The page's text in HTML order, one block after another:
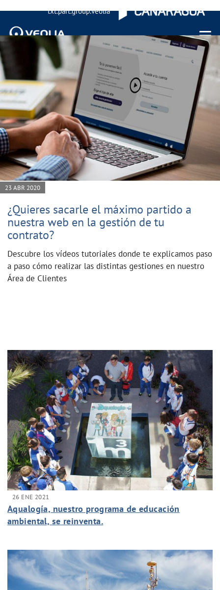
txt.part.group.veolia
Menu
23 ABR 2020
¿Quieres sacarle el máximo partido a
nuestra web en la gestión de tu
contrato?
Descubre los vídeos tutoriales donde te explicamos paso
a paso cómo realizar las distintas gestiones en nuestro
Área de Clientes
26 ENE 2021
Aqualogía, nuestro programa de educación
ambiental, se reinventa.